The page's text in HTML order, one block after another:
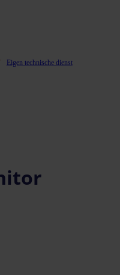
Eigen technische dienst